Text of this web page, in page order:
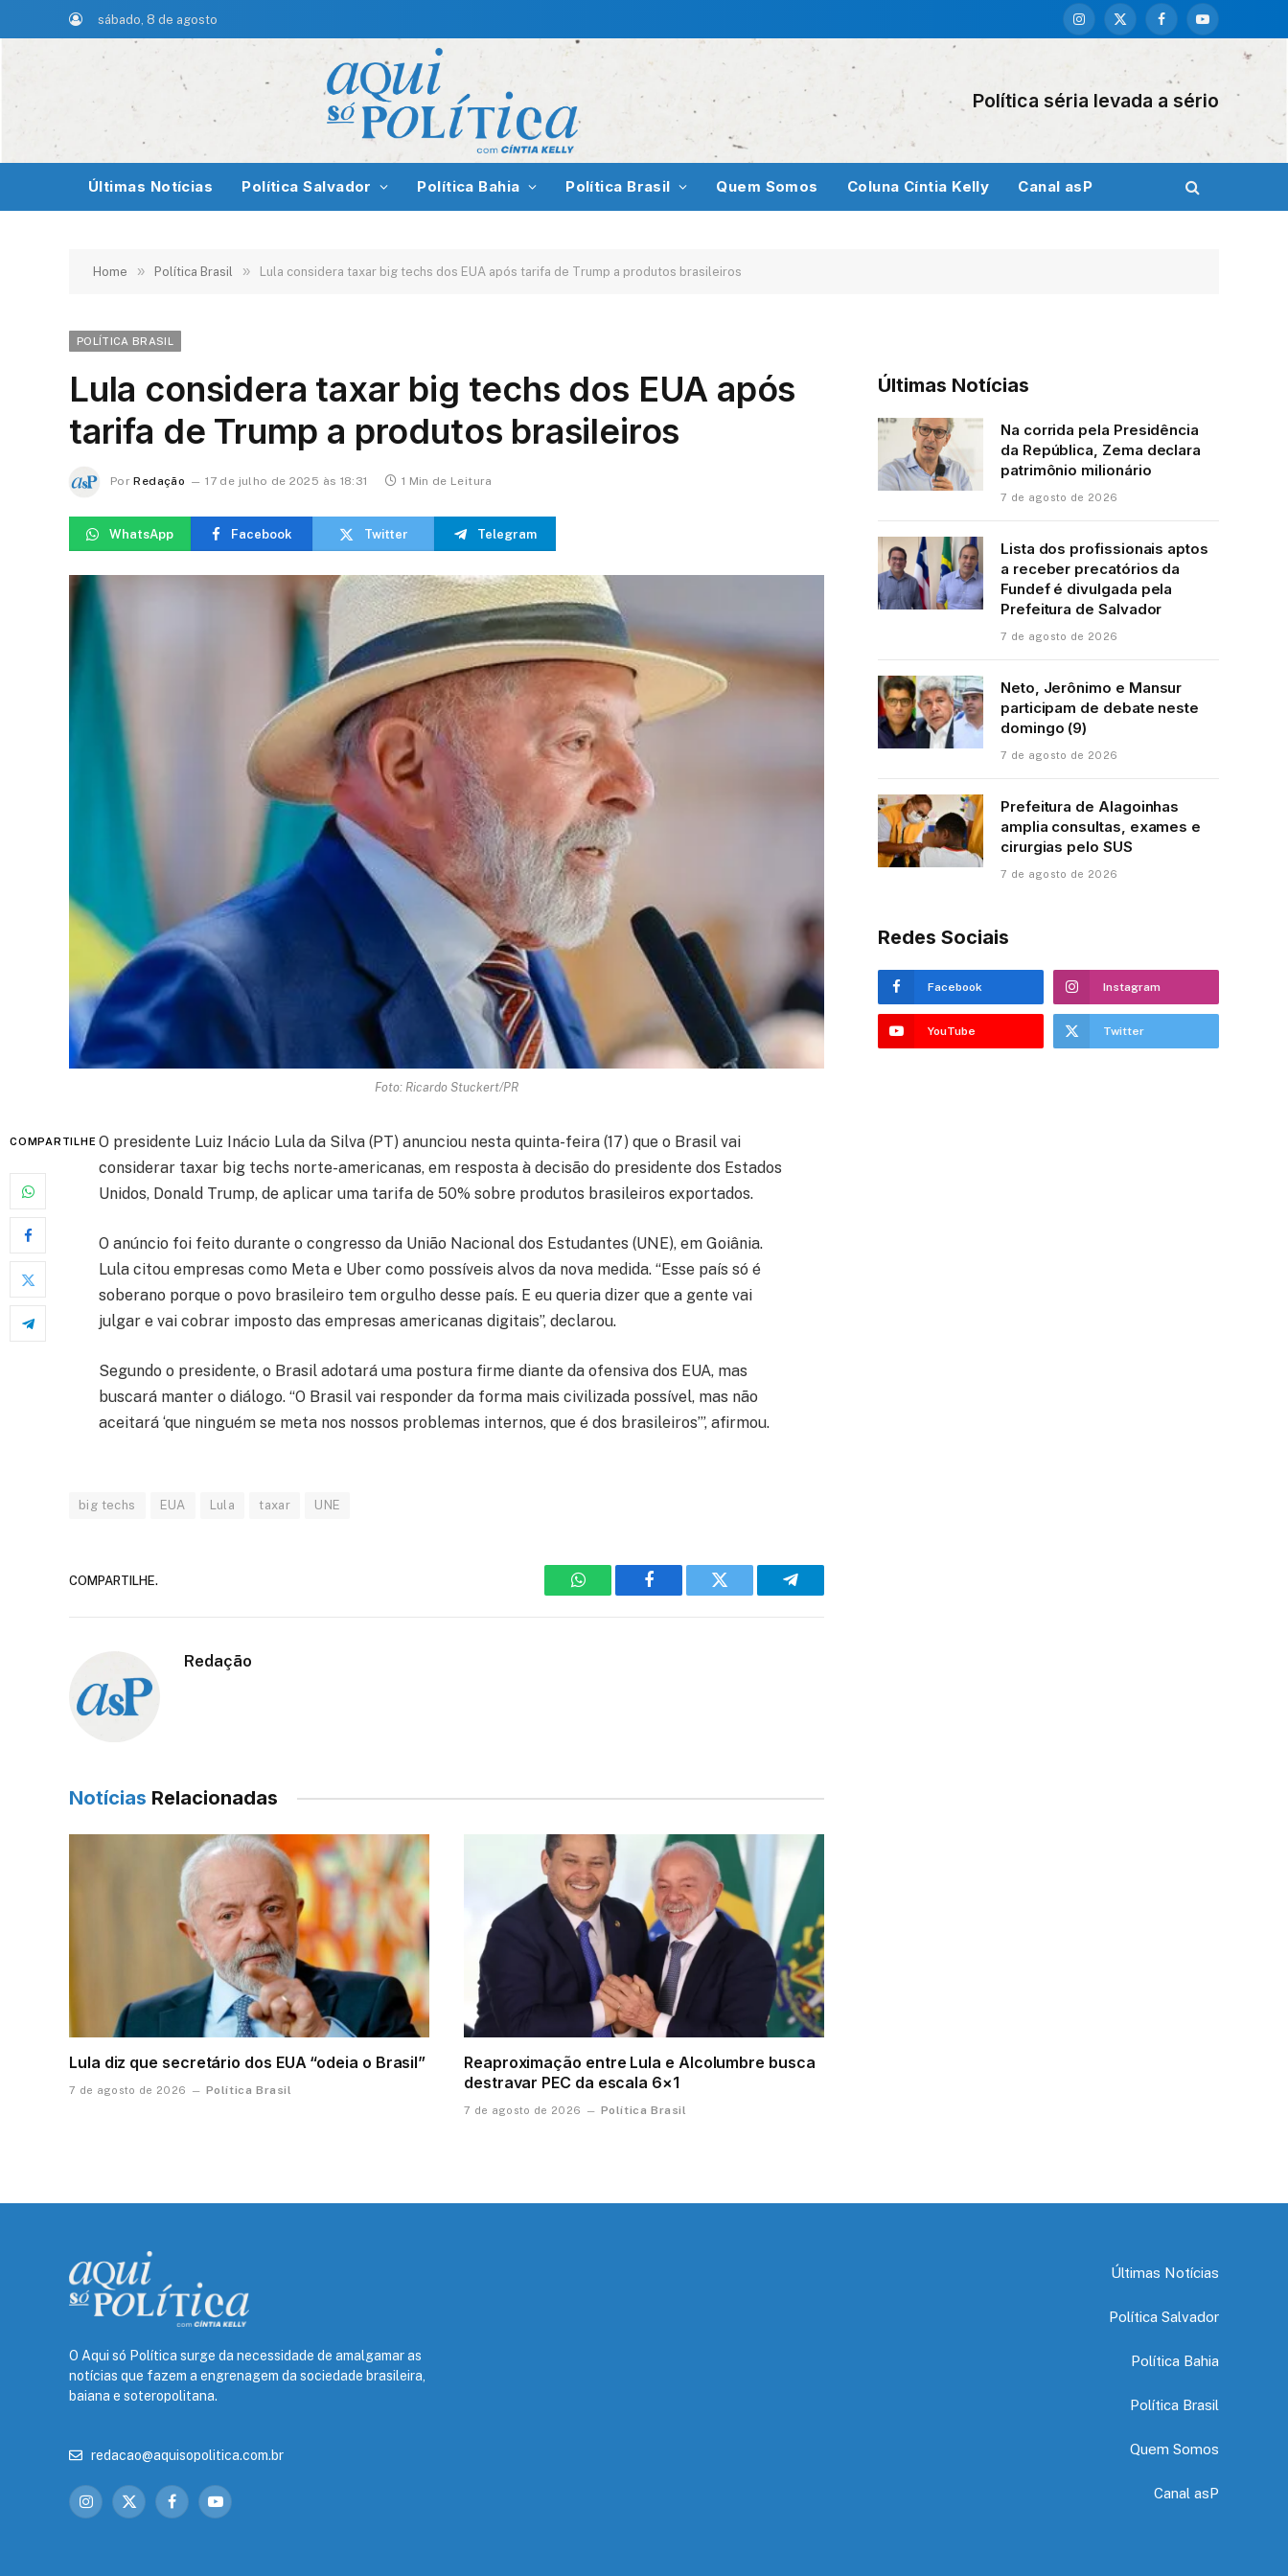
sábado, 8 de agosto
Instagram
X
FacebookYouTube
Política séria levada a sério
Últimas Notícias Política Salvador Política Bahia Política Brasil Quem Somos Coluna Cíntia Kelly Canal asP
Home » Política Brasil » Lula considera taxar big techs dos EUA após tarifa de Trump a produtos brasileiros
POLÍTICA BRASIL
Lula considera taxar big techs dos EUA após
tarifa de Trump a produtos brasileiros
Por Redação 17 de julho de 2025 às 18:31 1 Min de Leitura
WhatsApp Facebook Twitter Telegram
Foto: Ricardo Stuckert/PR
COMPARTILHE O presidente Luiz Inácio Lula da Silva (PT) anunciou nesta quinta-feira (17) que o Brasil vai
considerar taxar big techs norte-americanas, em resposta à decisão do presidente dos Estados
Unidos, Donald Trump, de aplicar uma tarifa de 50% sobre produtos brasileiros exportados.
O anúncio foi feito durante o congresso da União Nacional dos Estudantes (UNE), em Goiânia.
Lula citou empresas como Meta e Uber como possíveis alvos da nova medida. “Esse país só é
soberano porque o povo brasileiro tem orgulho desse país. E eu queria dizer que a gente vai
julgar e vai cobrar imposto das empresas americanas digitais”, declarou.
Segundo o presidente, o Brasil adotará uma postura firme diante da ofensiva dos EUA, mas
buscará manter o diálogo. “O Brasil vai responder da forma mais civilizada possível, mas não
aceitará ‘que ninguém se meta nos nossos problemas internos, que é dos brasileiros’”, afirmou.
big techs EUA Lula taxar UNE
COMPARTILHE.
WhatsAppFacebook Twitter Telegram
Redação
Notícias Relacionadas
Lula diz que secretário dos EUA “odeia o Brasil”
7 de agosto de 2026 Política Brasil
Reaproximação entre Lula e Alcolumbre busca
destravar PEC da escala 6×1
7 de agosto de 2026 Política Brasil
Últimas Notícias
Na corrida pela Presidência
da República, Zema declara
patrimônio milionário
7 de agosto de 2026
Lista dos profissionais aptos
a receber precatórios da
Fundef é divulgada pela
Prefeitura de Salvador
7 de agosto de 2026
Neto, Jerônimo e Mansur
participam de debate neste
domingo (9)
7 de agosto de 2026
Prefeitura de Alagoinhas
amplia consultas, exames e
cirurgias pelo SUS
7 de agosto de 2026
Redes Sociais
Facebook Instagram
YouTube Twitter
O Aqui só Política surge da necessidade de amalgamar as
notícias que fazem a engrenagem da sociedade brasileira,
baiana e soteropolitana.
redacao@aquisopolitica.com.br
Instagram
X
FacebookYouTube
Últimas Notícias
Política Salvador
Política Bahia
Política Brasil
Quem Somos
Canal asP